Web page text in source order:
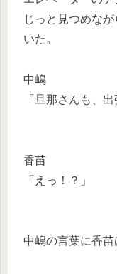
じっと見つめな
いた。
中嶋
「旦那さんも、
香苗
「えっ！？」
中嶋の言葉に香苗